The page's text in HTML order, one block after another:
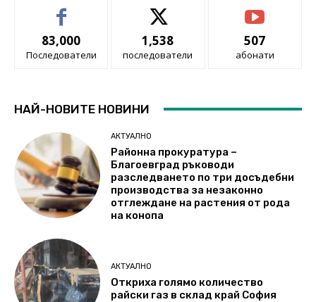
83,000
Последователи
1,538
последователи
507
абонати
НАЙ-НОВИТЕ НОВИНИ
АКТУАЛНО
Районна прокуратура –
Благоевград ръководи
разследването по три досъдебни
производства за незаконно
отглеждане на растения от рода
на конопа
АКТУАЛНО
Откриха голямо количество
райски газ в склад край София